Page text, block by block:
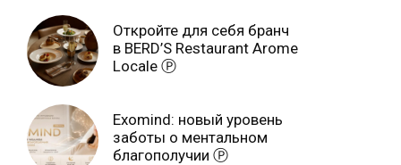
Откройте для себя бранч
в BERD’S Restaurant Arome
Locale Ⓟ
Exomind: новый уровень
заботы о ментальном
благополучии Ⓟ